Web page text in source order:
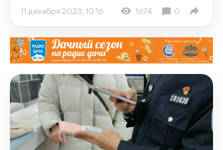
11 декабря 2023, 10:16 1674 0